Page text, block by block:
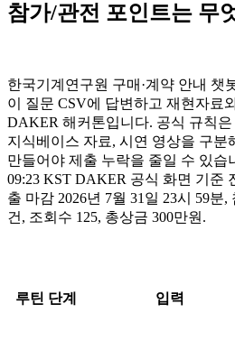
참가/관전 포인트는 무
한국기계연구원 구매·계약 안내 챗
이 질문 CSV에 답변하고 재현자료
DAKER 해커톤입니다. 공식 규칙
지식베이스 자료, 시연 영상을 구분
만들어야 제출 누락을 줄일 수 있습
09:23 KST DAKER 공식 화면 기준
출 마감 2026년 7월 31일 23시 59분
건, 조회수 125, 총상금 300만원.
루틴 단계 입력